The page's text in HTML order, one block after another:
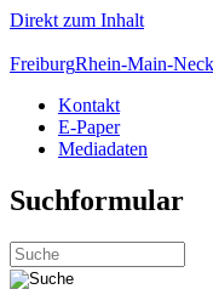
Direkt zum Inhalt
FreiburgRhein-Main-
Kontakt
E-Paper
Mediadaten
Suchformular